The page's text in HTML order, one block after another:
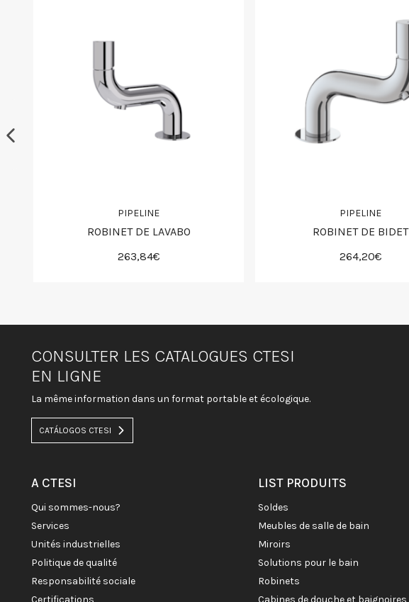
PIPELINE
ROBINET DE LAVABO
263,84€
PIPELINE
ROBINET DE BIDET
264,20€
CONSULTER LES CATALOGUES CTESI
EN LIGNE
La même information dans un format portable et écologique.
CATÁLOGOS CTESI
A CTESI
qui sommes-nous?
services
unités industrielles
politique de qualité
responsabilité sociale
LIST PRODUITS
soldes
meubles de salle de bain
miroirs
solutions pour le bain
robinets